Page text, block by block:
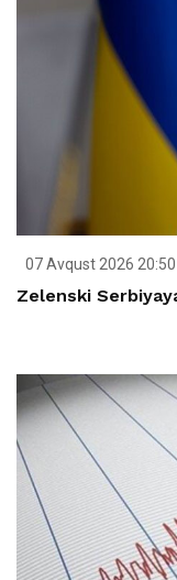
07 Avqust 2026 20:50
Zelenski